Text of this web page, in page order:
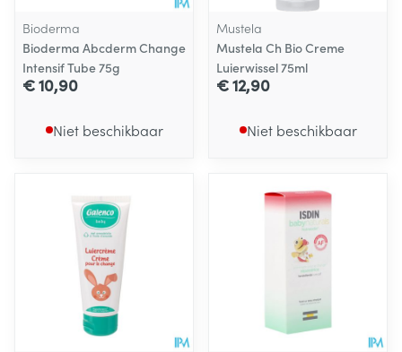
Bioderma
Bioderma Abcderm Change
Intensif Tube 75g
€ 10,90
Niet beschikbaar
Mustela
Mustela Ch Bio Creme
Luierwissel 75ml
€ 12,90
Niet beschikbaar